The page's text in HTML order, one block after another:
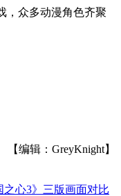
，众多动漫角色齐聚
【编辑：GreyKnight】
之心3》三版画面对比